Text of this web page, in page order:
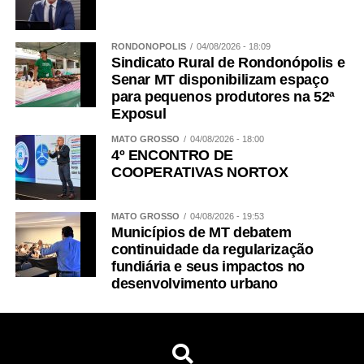
RONDONÓPOLIS 04/08/2026 - 18:09
Sindicato Rural de Rondonópolis e
Senar MT disponibilizam espaço
para pequenos produtores na 52ª
Exposul
MATO GROSSO 04/08/2026 - 18:00
4º ENCONTRO DE
COOPERATIVAS NORTOX
MATO GROSSO 04/08/2026 - 19:53
Municípios de MT debatem
continuidade da regularização
fundiária e seus impactos no
desenvolvimento urbano